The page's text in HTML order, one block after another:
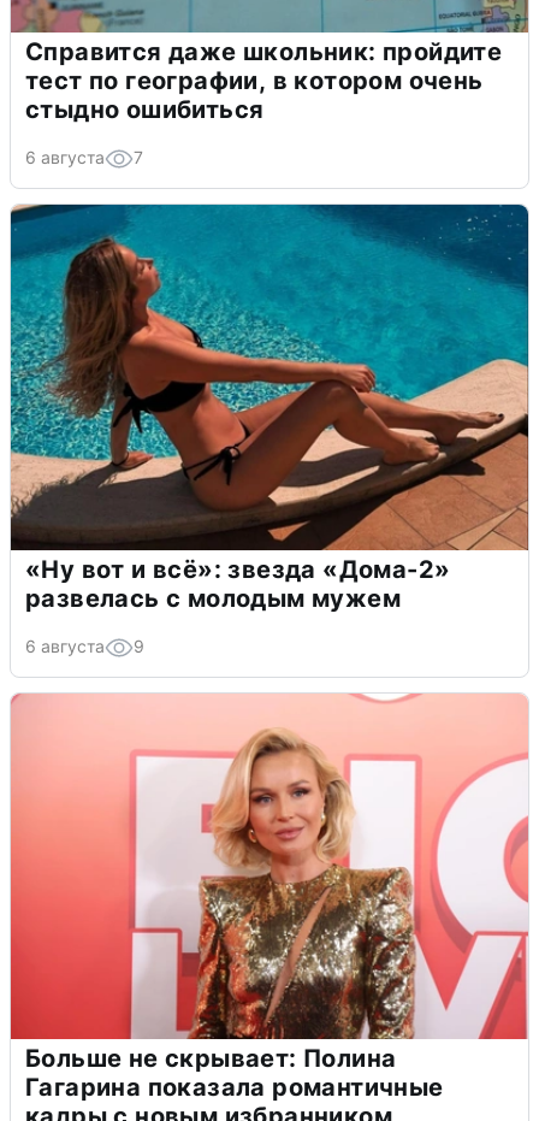
Справится даже школьник: пройдите
тест по географии, в котором очень
стыдно ошибиться
6 августа 7
«Ну вот и всё»: звезда «Дома-2»
развелась с молодым мужем
6 августа 9
Больше не скрывает: Полина
Гагарина показала романтичные